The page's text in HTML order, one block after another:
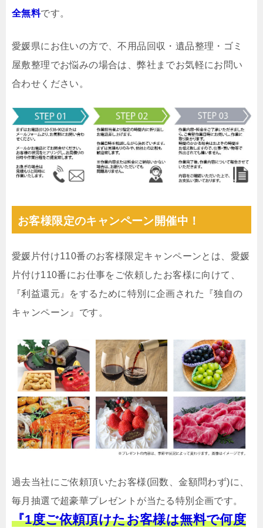
全無料です。
愛媛県にお住いの方で、不用品回収・遺品整理・ゴミ
屋敷整理でお悩みの場合は、弊社までお気軽にお問い
合わせください。
お客様限定のキャンペーン開催中！
愛媛片付け110番のお客様限定キャンペーンとは、愛媛
片付け110番にお仕事をご依頼したお客様に向けて、
『利益還元』をするために特別に企画された『独自の
キャンペーン』です。
過去当社にご依頼頂いたお客様(回数、金額問わず)に、
毎月抽選で超豪華プレゼントが当たる特別企画です。
『1度ご依頼頂けたお客様は無料で何度